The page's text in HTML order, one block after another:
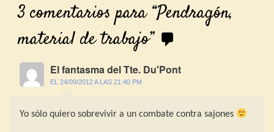
3 comentarios para “Pendragón,
material de trabajo”
El fantasma del Tte. Du'Pont
EL 24/09/2012 A LAS 21:40 PM
Yo sólo quiero sobrevivir a un combate contra sajones